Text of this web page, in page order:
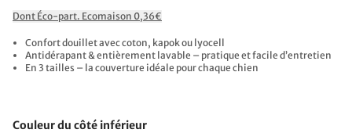
Dont Éco-part. Ecomaison 0,36€
Confort douillet avec coton, kapok ou lyocell
Antidérapant & entièrement lavable – pratique et facile d’entretien
En 3 tailles – la couverture idéale pour chaque chien
Couleur du côté inférieur